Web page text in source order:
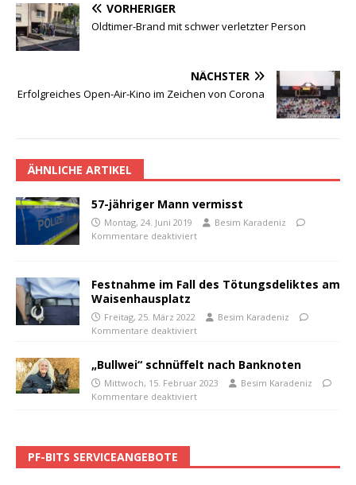
VORHERIGER
Oldtimer-Brand mit schwer verletzter Person
NÄCHSTER
Erfolgreiches Open-Air-Kino im Zeichen von Corona
ÄHNLICHE ARTIKEL
57-jähriger Mann vermisst
Montag, 24. Juni 2019
Besim Karadeniz
Kommentare deaktiviert
Festnahme im Fall des Tötungsdeliktes am
Waisenhausplatz
Freitag, 25. März 2022
Besim Karadeniz
Kommentare deaktiviert
„Bullwei“ schnüffelt nach Banknoten
Mittwoch, 15. Februar 2023
Besim Karadeniz
Kommentare deaktiviert
PF-BITS SERVICEANGEBOTE